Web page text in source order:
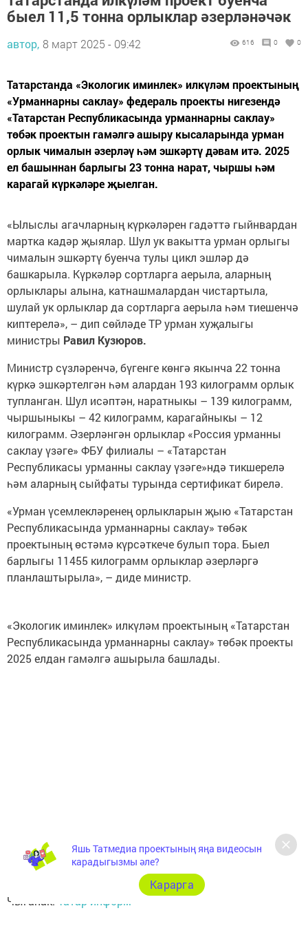
быел 11,5 тонна орлыклар әзерләнәчәк
автор, 8 март 2025 - 09:42 616 0 0
Татарстанда «Экологик иминлек» илкүләм проектының
«Урманнарны саклау» федераль проекты нигезендә
«Татарстан Республикасында урманнарны саклау»
төбәк проектын гамәлгә ашыру кысаларында урман
орлык чималын әзерләү һәм эшкәртү дәвам итә. 2025
ел башыннан барлыгы 23 тонна нарат, чыршы һәм
карагай күркәләре җыелган.
«Ылыслы агачларның күркәләрен гадәттә гыйнвардан
мартка кадәр җыялар. Шул ук вакытта урман орлыгы
чималын эшкәртү буенча тулы цикл эшләр дә
башкарыла. Күркәләр сортларга аерыла, аларның
орлыклары алына, катнашмалардан чистартыла,
шулай ук орлыклар да сортларга аерыла һәм тиешенчә
киптерелә», – дип сөйләде ТР урман хуҗалыгы
министры Равил Кузюров.
Министр сүзләренчә, бүгенге көнгә якынча 22 тонна
күркә эшкәртелгән һәм алардан 193 килограмм орлык
тупланган. Шул исәптән, наратныкы – 139 килограмм,
чыршыныкы – 42 килограмм, карагайныкы – 12
килограмм. Әзерләнгән орлыклар «Россия урманны
саклау үзәге» ФБУ филиалы – «Татарстан
Республикасы урманны саклау үзәге»ндә тикшерелә
һәм аларның сыйфаты турында сертификат бирелә.
«Урман үсемлекләренең орлыкларын җыю «Татарстан
Республикасында урманнарны саклау» төбәк
проектының өстәмә күрсәткече булып тора. Быел
барлыгы 11455 килограмм орлыклар әзерләргә
планлаштырыла», – диде министр.
«Экологик иминлек» илкүләм проектының «Татарстан
Республикасында урманнарны саклау» төбәк проекты
2025 елдан гамәлгә ашырыла башлады.
Чыганак: Татар-информ
Яшь Татмедиа проектының яңа видеосын
карадыгызмы әле?
Карарга